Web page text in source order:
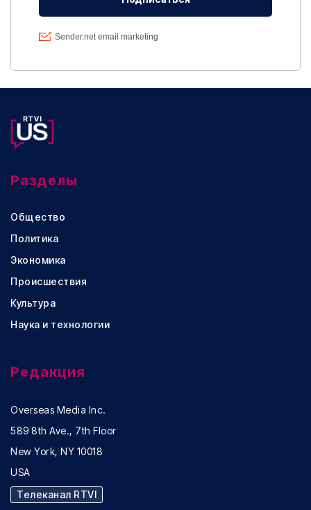
Разделы
Общество
Политика
Экономика
Происшествия
Культура
Наука и технологии
Редакция
Overseas Media Inc.
589 8th Ave., 7th Floor
New York, NY 10018
USA
Телеканал RTVI